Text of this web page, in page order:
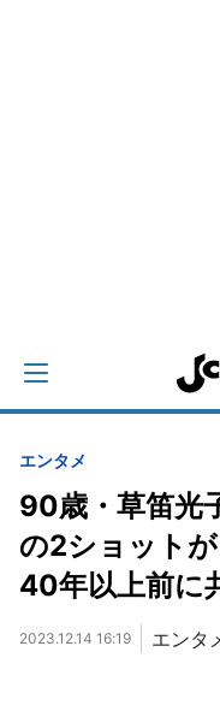
エンタメ
90歳・草笛光
の2ショット
40年以上前に
2023.12.14 16:19 エンタ